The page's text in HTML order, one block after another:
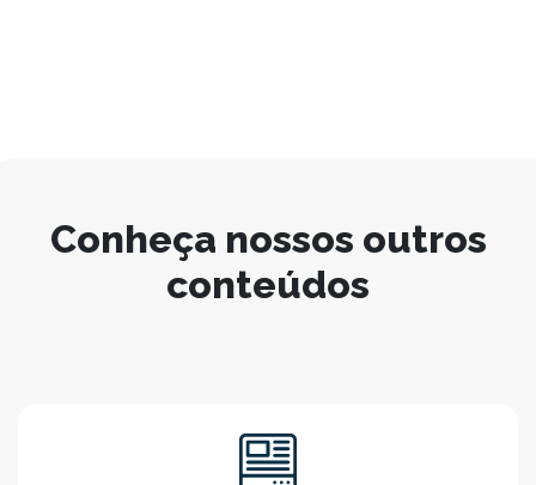
Conheça nossos outros
conteúdos